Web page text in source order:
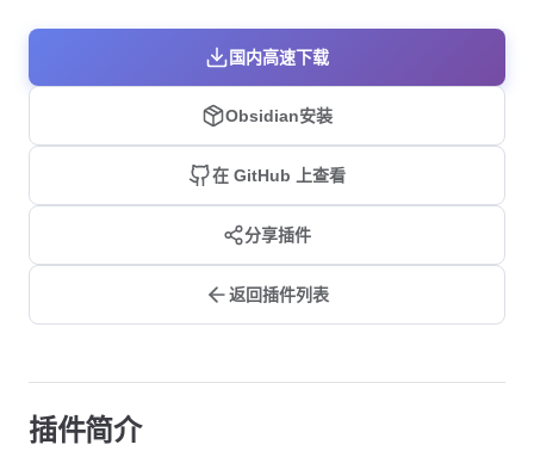
国内高速下载
Obsidian安装
在 GitHub 上查看
分享插件
返回插件列表
插件简介